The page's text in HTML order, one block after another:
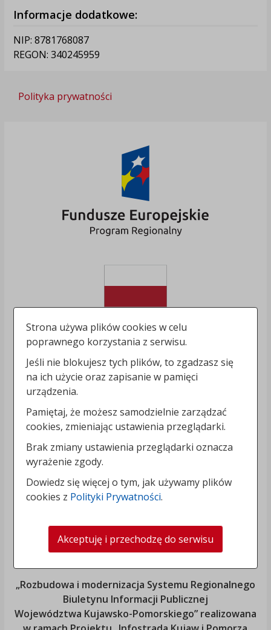
Informacje dodatkowe:
NIP: 8781768087
REGON: 340245959
Polityka prywatności
„Rozbudowa i modernizacja Systemu Regionalnego
Biuletynu Informacji Publicznej
Województwa Kujawsko-Pomorskiego” realizowana
Strona używa plików cookies w celu
poprawnego korzystania z serwisu.
Jeśli nie blokujesz tych plików, to zgadzasz się
na ich użycie oraz zapisanie w pamięci
urządzenia.
Pamiętaj, że możesz samodzielnie zarządzać
cookies, zmieniając ustawienia przeglądarki.
Brak zmiany ustawienia przeglądarki oznacza
wyrażenie zgody.
Dowiedz się więcej o tym, jak używamy plików
cookies z Polityki Prywatności.
Akceptuję i przechodzę do serwisu